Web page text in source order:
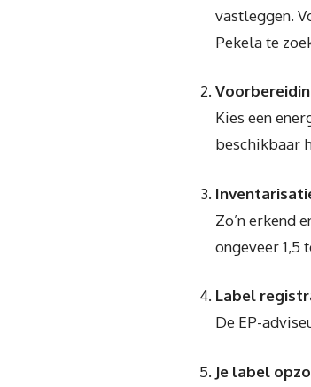
vastleggen.
Pekela te
Kies een
beschikbaar
Zo’n erkend
ongeveer 1,5
Label
De EP-
Je label